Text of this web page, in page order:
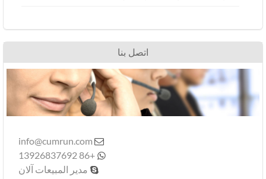
اتصل بنا

info@cumrun.com
+86 13926837692
مدير المبيعات آلان